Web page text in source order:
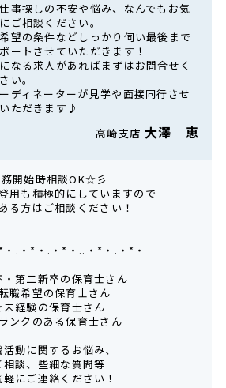
事探しの不安や悩み、なんでもお気
ご相談ください。
望の条件などしっかり伺い最後まで
ートさせていただきます！
なる求人があればまずはお問合せく
い。
ディネーターが見学や面接同行させ
ただきます♪
高崎支店 大澤 恵
開始時相談OK☆彡
用も積極的にしていますので
る方はご相談ください！
.・*・.・*・..・*・.・*・
第二新卒の保育士さん
職希望の保育士さん
経験の保育士さん
ンクのある保育士さん
動に関するお悩み、
相談、些細な質問等
軽にご連絡ください！